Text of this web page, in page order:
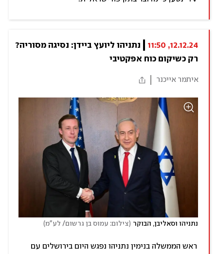
12.12.24, 11:50
רק כשיקום כוח אפקטיבי
איתמר אייכנר
נתניהו וסאליבן, הבוקר (צילום: עמוס בן גרשום/ לע"מ)
ראש הממשלה בנימין נתניהו נפגש היום בירושלים עם